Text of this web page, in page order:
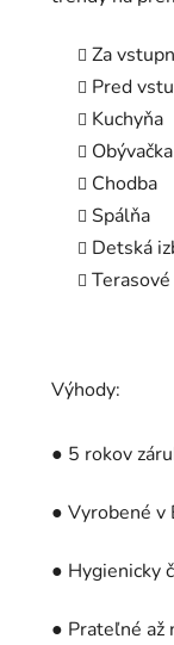
Za
Pred
Kuchyňa
Obývačka
Chodba
Spálňa
Detská
Výhody:
● 5 rokov
● Vyrobené v
● Hygienicky
● Prateľné až